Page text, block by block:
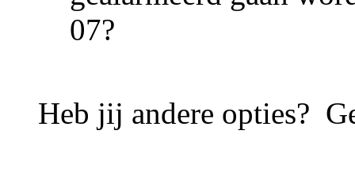
07?
Heb jij andere opties?